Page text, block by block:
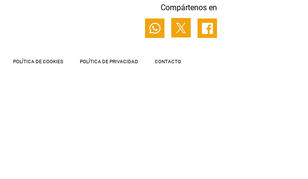
Compártenos en
POLÍTICA DE COOKIES POLÍTICA DE PRIVACIDAD CONTACTO